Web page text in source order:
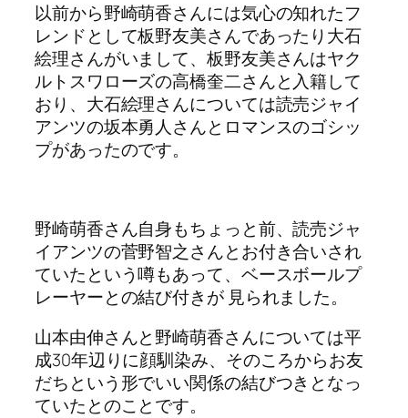
以前から野崎萌香さんには気心の知れたフ
レンドとして板野友美さんであったり大石
絵理さんがいまして、板野友美さんはヤク
ルトスワローズの高橋奎二さんと入籍して
おり、大石絵理さんについては読売ジャイ
アンツの坂本勇人さんとロマンスのゴシッ
プがあったのです。
野崎萌香さん自身もちょっと前、読売ジャ
イアンツの菅野智之さんとお付き合いされ
ていたという噂もあって、ベースボールプ
レーヤーとの結び付きが 見られました。
山本由伸さんと野崎萌香さんについては平
成30年辺りに顔馴染み、そのころからお友
だちという形でいい関係の結びつきとなっ
ていたとのことです。